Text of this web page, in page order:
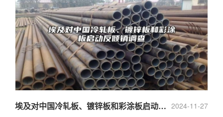
2024-11-27
埃及对中国冷轧板、镀锌板和彩涂板启动反倾销调查